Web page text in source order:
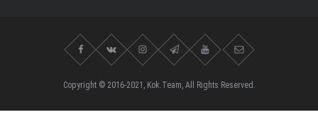
Copyright © 2016-2021, Kok.Team, All Rights Reserved.